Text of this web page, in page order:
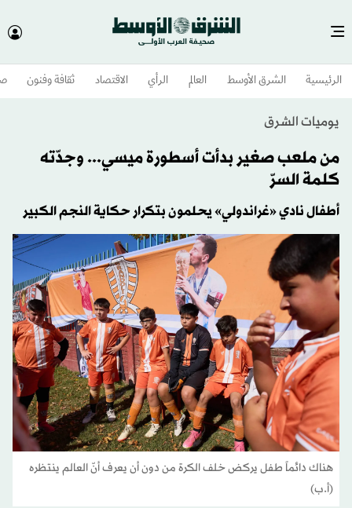
الرئيسية الشرق الأوسط​ العالم الرأي الاقتصاد ثقافة وفنون
يوميات الشرق
من ملعب صغير بدأت أسطورة ميسي... وجدّته
كلمة السرّ
أطفال نادي «غراندولي» يحلمون بتكرار حكاية النجم الكبير
هناك دائماً طفل يركض خلف الكرة من دون أن يعرف أنّ العالم ينتظره
(أ.ب)